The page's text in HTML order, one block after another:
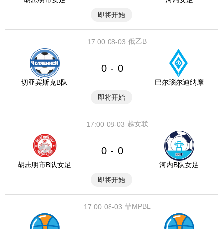
即将开始
08-03
17:00 俄乙B
切亚宾斯克B队
0 - 0
巴尔瑙尔迪纳摩
即将开始
08-03
17:00 越女联
胡志明市B队女足
0 - 0
河内B队女足
即将开始
08-03
17:00 菲MPBL